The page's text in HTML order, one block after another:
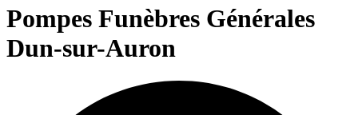
Pompes Funèbres Générales
Dun-sur-Auron